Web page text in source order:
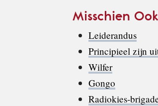
Misschien
Leiderandus
Principieel zijn
Wilfer
Gongo
Radiokies-